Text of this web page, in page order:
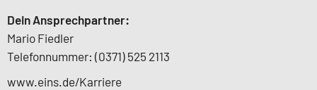
Dein Ansprechpartner:
Mario Fiedler
Telefonnummer: (0371) 525 2113
www.eins.de/Karriere